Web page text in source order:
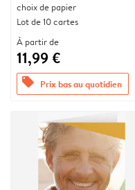
choix de papier
Lot de 10 cartes
À partir de
11,99 €
offers Prix bas au quotidien